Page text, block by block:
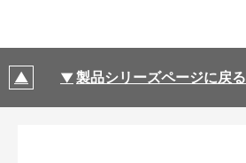
製品シリーズページに戻る